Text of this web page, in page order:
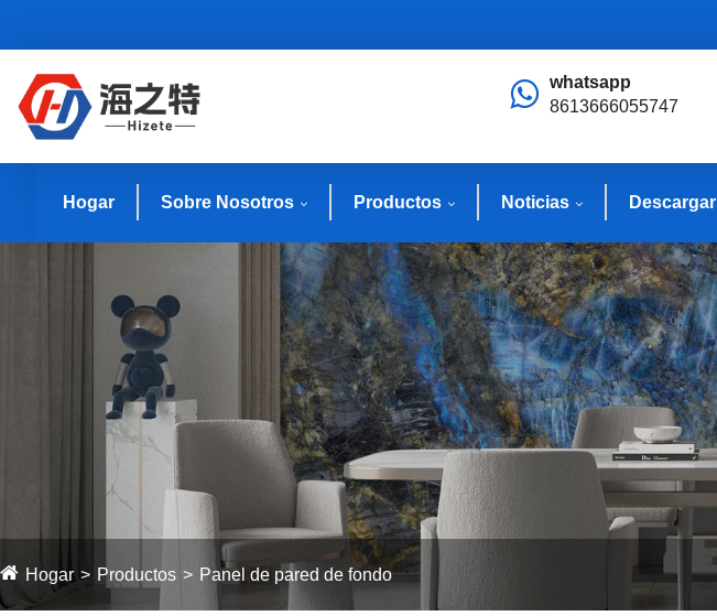
whatsapp
8613666055747
Hogar Sobre Nosotros Productos Noticias Descargar
Hogar Productos Panel de pared de fondo